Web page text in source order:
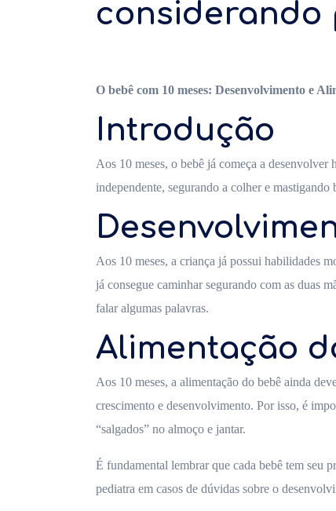
considerando
O bebê com 10 meses: Desenvolvimento e
Introdução
Aos 10 meses, o bebê já começa a
independente, segurando a colher e
Aos 10 meses, a criança já possui habilidades
já consegue caminhar segurando com as duas
falar algumas palavras.
Alimentação
Aos 10 meses, a alimentação do bebê ainda
crescimento e desenvolvimento. Por isso, é
“salgados” no almoço e jantar.
É fundamental lembrar que cada bebê tem seu
pediatra em casos de dúvidas sobre o